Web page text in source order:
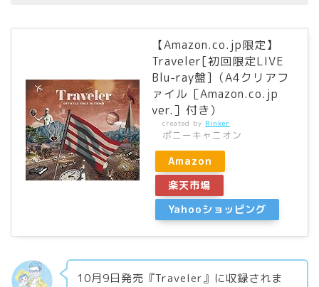
【Amazon.co.jp限定】
Traveler[初回限定LIVE
Blu-ray盤]（A4クリアフ
ァイル［Amazon.co.jp
ver.］付き）
created by Rinker
ポニーキャニオン
Amazon
楽天市場
Yahooショッピング
10月9日発売『Traveler』に収録されま